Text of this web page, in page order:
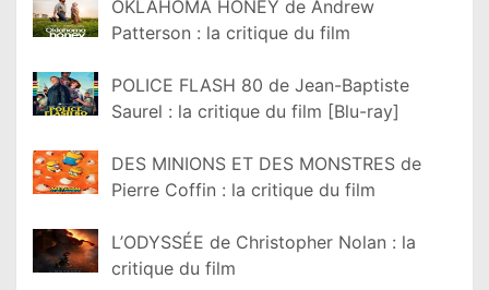
OKLAHOMA HONEY de Andrew
Patterson : la critique du film
POLICE FLASH 80 de Jean-Baptiste
Saurel : la critique du film [Blu-ray]
DES MINIONS ET DES MONSTRES de
Pierre Coffin : la critique du film
L’ODYSSÉE de Christopher Nolan : la
critique du film